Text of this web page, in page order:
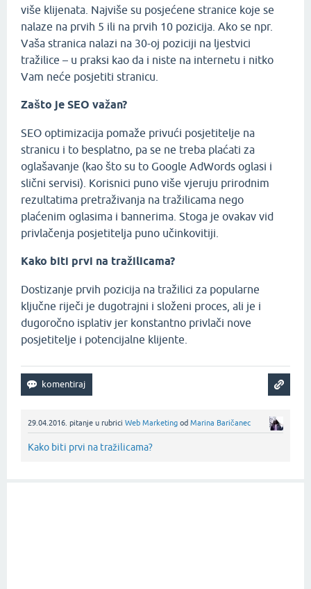
više klijenata. Najviše su posjećene stranice koje se
nalaze na prvih 5 ili na prvih 10 pozicija. Ako se npr.
Vaša stranica nalazi na 30-oj poziciji na ljestvici
tražilice – u praksi kao da i niste na internetu i nitko
Vam neće posjetiti stranicu.
Zašto je SEO važan?
SEO optimizacija pomaže privući posjetitelje na
stranicu i to besplatno, pa se ne treba plaćati za
oglašavanje (kao što su to Google AdWords oglasi i
slični servisi). Korisnici puno više vjeruju prirodnim
rezultatima pretraživanja na tražilicama nego
plaćenim oglasima i bannerima. Stoga je ovakav vid
privlačenja posjetitelja puno učinkovitiji.
Kako biti prvi na tražilicama?
Dostizanje prvih pozicija na tražilici za popularne
ključne riječi je dugotrajni i složeni proces, ali je i
dugoročno isplativ jer konstantno privlači nove
posjetitelje i potencijalne klijente.
29.04.2016. pitanje u rubrici Web Marketing od Marina Baričanec
Kako biti prvi na tražilicama?